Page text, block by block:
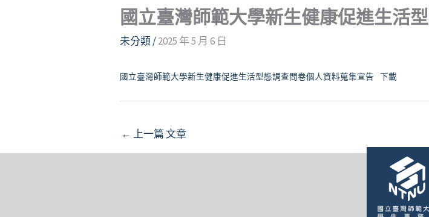
國立臺灣師範大學新生健康促進生活
未分類/2025 年 5 月 6 日
國立臺灣師範大學新生健康促進生活型態調查問卷個人資料蒐集宣告 下載
← 上一篇 文章